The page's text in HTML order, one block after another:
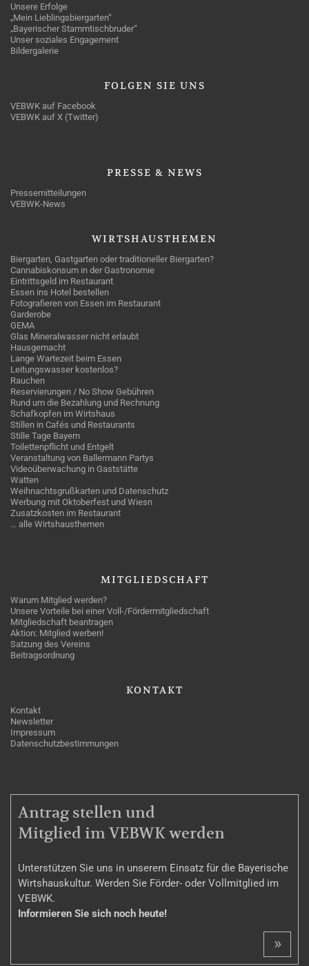
Unsere Erfolge
„Mein Lieblingsbiergarten“
„Bayerischer Stammtischbruder“
Unser soziales Engagement
Bildergalerie
FOLGEN SIE UNS
VEBWK auf Facebook
VEBWK auf X (Twitter)
PRESSE & NEWS
Pressemitteilungen
VEBWK-News
WIRTSHAUSTHEMEN
Biergarten, Gastgarten oder traditioneller Biergarten?
Cannabiskonsum in der Gastronomie
Eintrittsgeld im Restaurant
Essen ins Hotel bestellen
Fotografieren von Essen im Restaurant
Garderobe
GEMA
Glas Mineralwasser nicht erlaubt
Hausgemacht
Lange Wartezeit beim Essen
Leitungswasser kostenlos?
Rauchen
Reservierungen / No Show Gebühren
Rund um die Bezahlung und Rechnung
Schafkopfen im Wirtshaus
Stillen in Cafés und Restaurants
Stille Tage Bayern
Toilettenpflicht und Entgelt
Veranstaltung von Ballermann Partys
Videoüberwachung in Gaststätte
Watten
Weihnachtsgrußkarten und Datenschutz
Werbung mit Oktoberfest und Wiesn
Zusatzkosten im Restaurant
… alle Wirtshausthemen
MITGLIEDSCHAFT
Warum Mitglied werden?
Unsere Vorteile bei einer Voll-/Fördermitgliedschaft
Mitgliedschaft beantragen
Aktion: Mitglied werben!
Satzung des Vereins
Beitragsordnung
KONTAKT
Kontakt
Newsletter
Impressum
Datenschutzbestimmungen
MITGLIEDSCHAFT
Antrag stellen und
Mitglied im VEBWK werden
Unterstützen Sie uns in unserem Einsatz für die Bayerische
Wirtshauskultur. Werden Sie Förder- oder Vollmitglied im
VEBWK.
Informieren Sie sich noch heute!
»